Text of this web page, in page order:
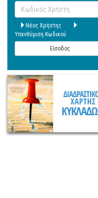
Κωδικός
Χρήστη
Νέος Χρήστης
Υπενθύμιση Κωδικού
Είσοδος